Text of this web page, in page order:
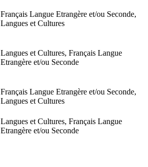
Français Langue Etrangère et/ou Seconde,
Langues et Cultures
Langues et Cultures, Français Langue
Etrangère et/ou Seconde
Français Langue Etrangère et/ou Seconde,
Langues et Cultures
Langues et Cultures, Français Langue
Etrangère et/ou Seconde